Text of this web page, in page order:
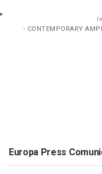
- CONTEMPORARY
Europa Press